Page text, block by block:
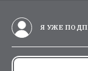
Я УЖЕ